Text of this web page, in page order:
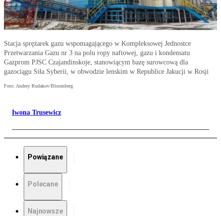
Stacja sprężarek gazu wspomagającego w Kompleksowej Jednostce
Przetwarzania Gazu nr 3 na polu ropy naftowej, gazu i kondensatu
Gazprom PJSC Czajandinskoje, stanowiącym bazę surowcową dla
gazociągu Siła Syberii, w obwodzie lenskim w Republice Jakucji w Rosji
Foto: Andrey Rudakov/Bloomberg
Iwona Trusewicz
Powiązane
Polecane
Najnowsze